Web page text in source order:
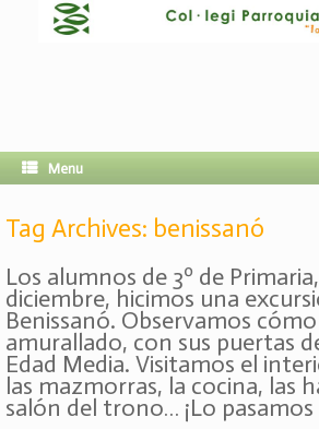
Menu
Tag Archives: benissanó
Los alumnos de 3º de
diciembre, hicimos una
Benissanó. Observamos
amurallado, con sus puertas
Edad Media. Visitamos el
las mazmorras, la cocina, las
salón del trono… ¡Lo